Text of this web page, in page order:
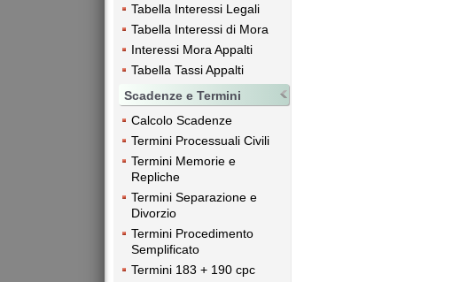
Tabella Interessi Legali
Tabella Interessi di Mora
Interessi Mora Appalti
Tabella Tassi Appalti
Scadenze e Termini
Calcolo Scadenze
Termini Processuali Civili
Termini Memorie e
Repliche
Termini Separazione e
Divorzio
Termini Procedimento
Semplificato
Termini 183 + 190 cpc